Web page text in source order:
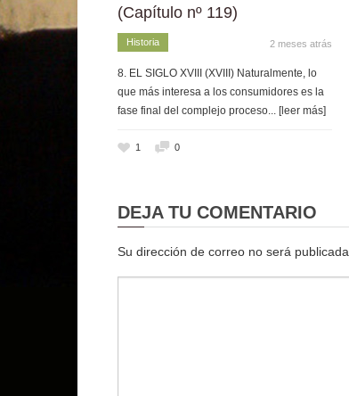
(Capítulo nº 119)
Historia 2 meses atrás
8. EL SIGLO XVIII (XVIII) Naturalmente, lo
que más interesa a los consumidores es la
fase final del complejo proceso... [leer más]
1 0
DEJA TU COMENTARIO
Su dirección de correo no será publicada.